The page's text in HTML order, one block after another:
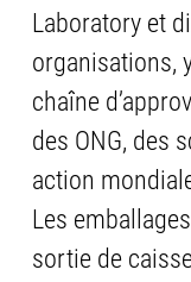
Laboratory et
organisations,
chaîne
des ONG, des
action
Les
sortie de